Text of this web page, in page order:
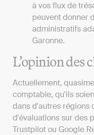
à vos flux de
peuvent donner
administratifs
Garonne.
L’opinion des
Actuellement,
comptable, qu'ils
dans d'autres régions
d'évaluations sur des
Trustpilot ou Google